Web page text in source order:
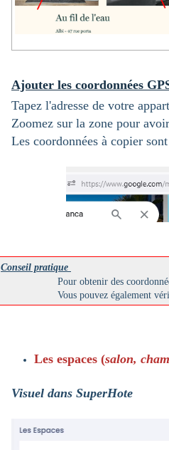
Ajouter les coordonnées
Tapez l'adresse de votre
Zoomez sur la zone pour
Les coordonnées à copier
Conseil pratique
Pour obtenir des
Vous pouvez également
Les espaces (salon,
Visuel dans SuperHote